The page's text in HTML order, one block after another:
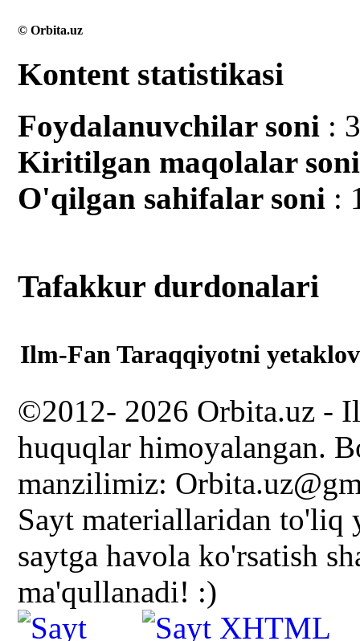
© Orbita.uz
Kontent statistikasi
Foydalanuvchilar soni :
Kiritilgan mаqolalar soni
O'qilgan sahifalar soni :
Tafakkur durdonalari
Ilm-Fan Taraqqiyotni
©2012- 2026 Orbita.uz -
huquqlar himoyalangan.
manzilimiz:
Sayt materiallaridan
saytga havola ko'rsatish
ma'qullanadi! :)